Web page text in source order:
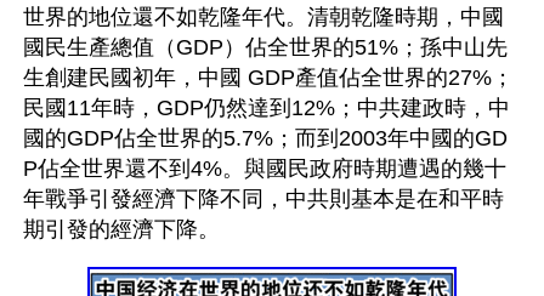
世界的地位還不如乾隆年代。清朝乾隆時期，中國
國民生產總值（GDP）佔全世界的51%；孫中山先
生創建民國初年，中國 GDP產值佔全世界的27%；
民國11年時，GDP仍然達到12%；中共建政時，中
國的GDP佔全世界的5.7%；而到2003年中國的GD
P佔全世界還不到4%。與國民政府時期遭遇的幾十
年戰爭引發經濟下降不同，中共則基本是在和平時
期引發的經濟下降。